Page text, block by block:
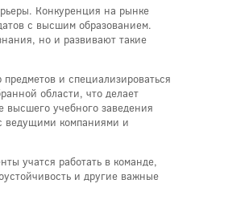
Конкуренция на рынке
с высшим образованием.
но и развивают такие
и специализироваться
области, что делает
высшего учебного заведения
ведущими компаниями и
учатся работать в команде,
и другие важные